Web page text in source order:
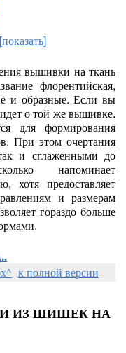
[показать]
вышивки на ткань
флорентийская,
и образные. Если вы
идет о той же вышивке.
для формирования
При этом очертания
и сглаженными до
напоминает
хотя предоставляет
и размерам
гораздо больше
к полной версии
ИЗ ШИШЕК НА